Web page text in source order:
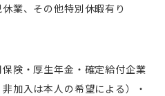
業、その他特別休暇有り
険・厚生年金・確定給付企業
加入は本人の希望による）・